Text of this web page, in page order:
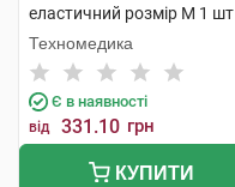
еластичний розмір M 1 шт
Техномедика
Є в наявності
від 331.10 грн
КУПИТИ